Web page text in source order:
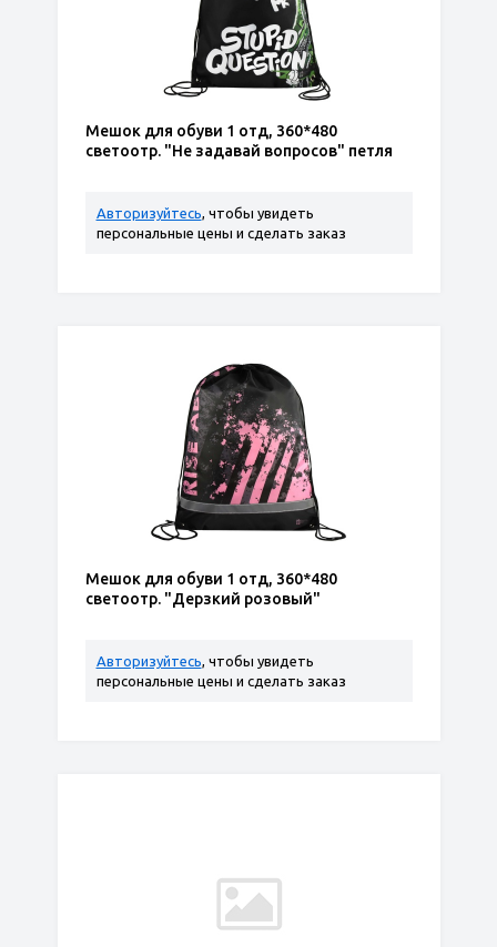
Мешок для обуви 1 отд, 360*480
светоотр. "Не задавай вопросов" петля
Авторизуйтесь, чтобы увидеть
персональные цены и сделать заказ
Мешок для обуви 1 отд, 360*480
светоотр. "Дерзкий розовый"
Авторизуйтесь, чтобы увидеть
персональные цены и сделать заказ